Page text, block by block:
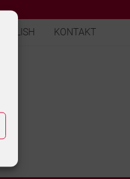
ENGLISH KONTAKT